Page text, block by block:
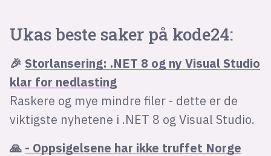
Ukas beste saker på kode24:
🎉 Storlansering: .NET 8 og ny Visual Studio
klar for nedlasting
Raskere og mye mindre filer - dette er de
viktigste nyhetene i .NET 8 og Visual Studio.
🙏 - Oppsigelsene har ikke truffet Norge